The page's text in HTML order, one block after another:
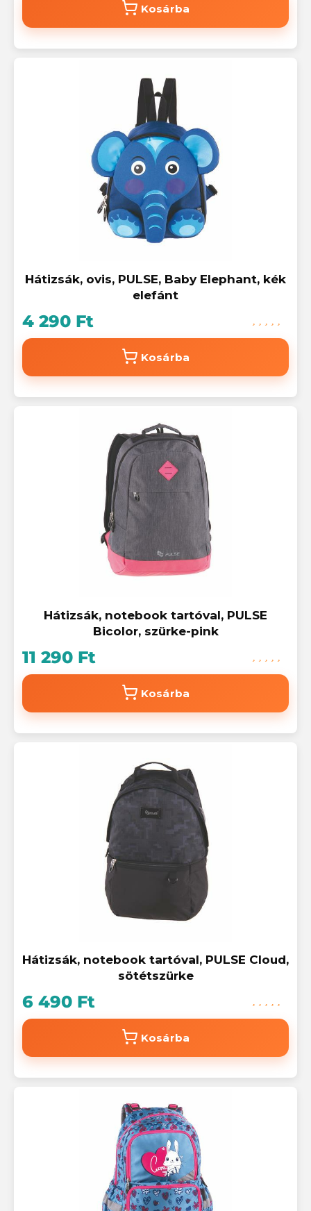
Kosárba
Hátizsák, ovis, PULSE, Baby Elephant, kék
elefánt
4 290 Ft
Kosárba
Hátizsák, notebook tartóval, PULSE
Bicolor, szürke-pink
11 290 Ft
Kosárba
Hátizsák, notebook tartóval, PULSE Cloud,
sötétszürke
6 490 Ft
Kosárba